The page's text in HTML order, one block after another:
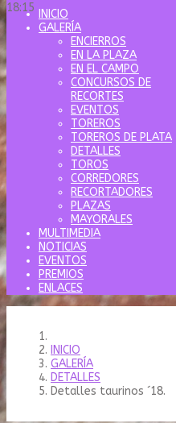
18:15
INICIO
GALERÍA
ENCIERROS
EN LA PLAZA
EN EL CAMPO
CONCURSOS DE
RECORTES
EVENTOS
TOREROS
TOREROS DE PLATA
DETALLES
TOROS
CORREDORES
RECORTADORES
PLAZAS
MAYORALES
MULTIMEDIA
NOTICIAS
EVENTOS
PREMIOS
ENLACES
INICIO
GALERÍA
DETALLES
Detalles taurinos ´18.